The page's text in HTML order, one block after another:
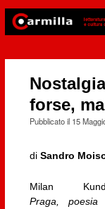
forse,
Pubblicato il 15
di Sandro
Milan
Praga, poesia